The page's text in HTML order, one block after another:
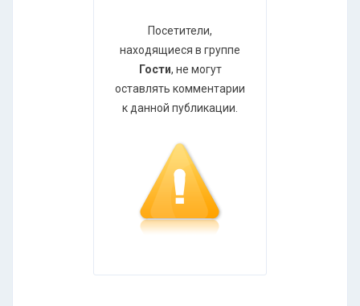
Посетители,
находящиеся в группе
Гости, не могут
оставлять комментарии
к данной публикации.